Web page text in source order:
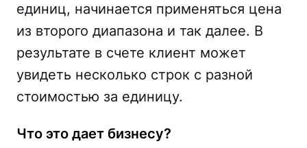
единиц, начинается применяться цена
из второго диапазона и так далее. В
результате в счете клиент может
увидеть несколько строк с разной
стоимостью за единицу.
Что это дает бизнесу?